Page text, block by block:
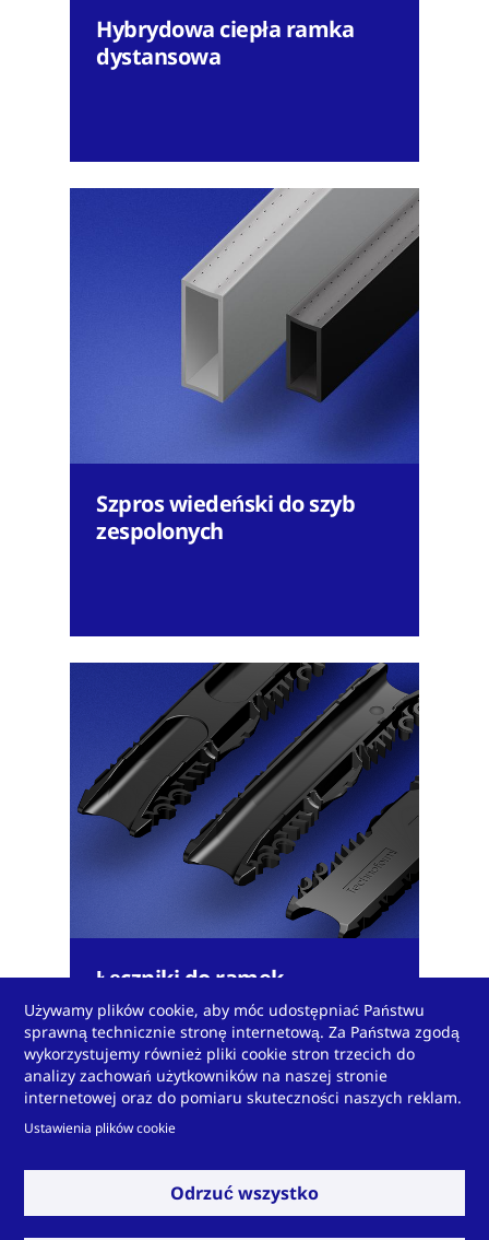
Hybrydowa ciepła ramka
dystansowa
Szpros wiedeński do szyb
zespolonych
Łączniki do ramek
dystansowych
Rozwiń
Używamy plików cookie, aby móc udostępniać Państwu
sprawną technicznie stronę internetową. Za Państwa zgodą
wykorzystujemy również pliki cookie stron trzecich do
analizy zachowań użytkowników na naszej stronie
internetowej oraz do pomiaru skuteczności naszych reklam.
Ustawienia plików cookie
Odrzuć wszystko